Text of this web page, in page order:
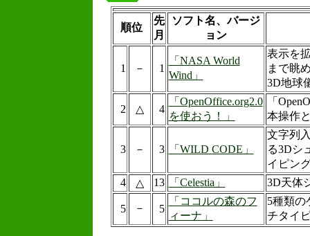
順位
先
月
ソフト名、バージ
ョン
1 － 1
「NASA World
Wind」
表示を
まで眺
3D地球
2 △ 4
「OpenOffice.org2.0
を使おう！」
「
本操作
3 － 3 「WILD CODE」
文字列
る3Dシ
イピン
4
△ 13 「Celestia」 3D天体
5 － 5
「ココルの森のフ
ィーナ」
5種類の
チタイ